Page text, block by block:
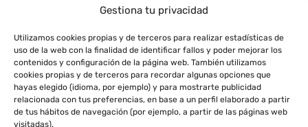
Gestiona tu privacidad
Utilizamos cookies propias y de terceros para realizar estadísticas de
uso de la web con la finalidad de identificar fallos y poder mejorar los
contenidos y configuración de la página web. También utilizamos
cookies propias y de terceros para recordar algunas opciones que
hayas elegido (idioma, por ejemplo) y para mostrarte publicidad
relacionada con tus preferencias, en base a un perfil elaborado a partir
de tus hábitos de navegación (por ejemplo, a partir de las páginas web
visitadas).
Asiento a doble altura a 795mm y nuevo proceso de
fabricación.